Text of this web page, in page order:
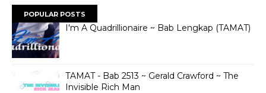
POPULAR POSTS
I'm A Quadrillionaire ~ Bab Lengkap (TAMAT)
TAMAT - Bab 2513 ~ Gerald Crawford ~ The
Invisible Rich Man